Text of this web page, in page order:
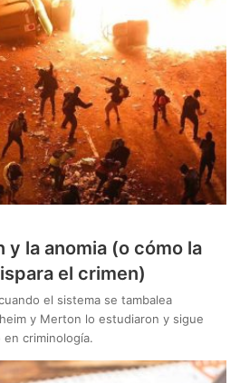
y la anomia (o cómo la
el crimen)
el sistema se tambalea
y Merton lo estudiaron y sigue
criminología.